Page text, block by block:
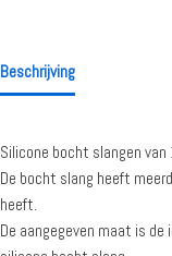
Beschrijving
Silicone bocht slangen
De bocht slang heeft
heeft.
De aangegeven maat is